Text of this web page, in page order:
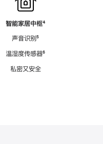
智能家居中枢脚
⁴
声音识别脚
⁵
温湿度传感器脚
⁶
私密又安全